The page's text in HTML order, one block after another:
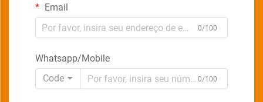
Email
0/100
Whatsapp/Mobile
Code
0/100